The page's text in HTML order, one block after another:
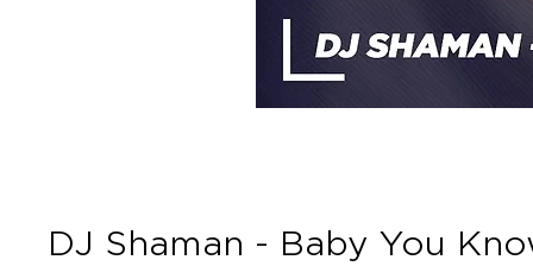
DJ Shaman - Baby You